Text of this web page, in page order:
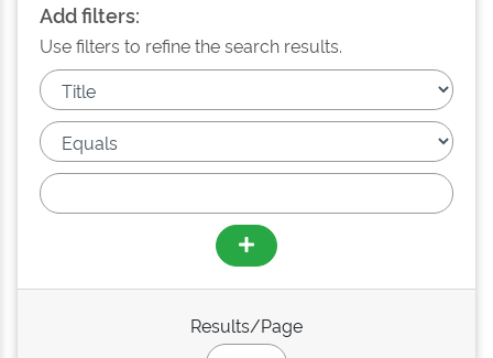
Add filters:
Use filters to refine the search results.
Results/Page